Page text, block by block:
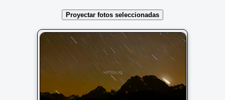
Proyectar fotos seleccionadas